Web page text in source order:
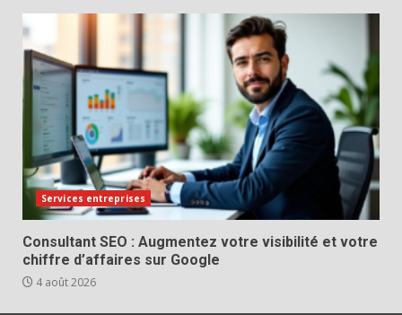
Services entreprises
Consultant SEO : Augmentez votre visibilité et votre
chiffre d’affaires sur Google
4 août 2026